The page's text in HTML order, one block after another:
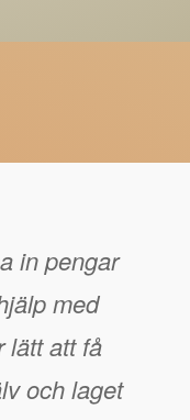
in pengar
med
lätt att få
och laget